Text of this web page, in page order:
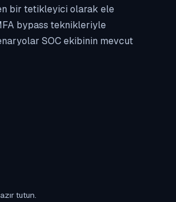
bir tetikleyici olarak ele
bypass teknikleriyle
SOC ekibinin mevcut
tutun.